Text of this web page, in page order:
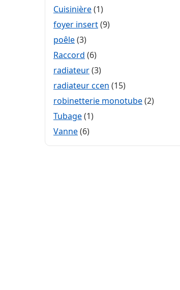
Cuisinière(1)
foyer insert(9)
poêle(3)
Raccord (6)
radiateur(3)
radiateur ccen (15)
robinetterie monotube(2)
Tubage(1)
Vanne(6)